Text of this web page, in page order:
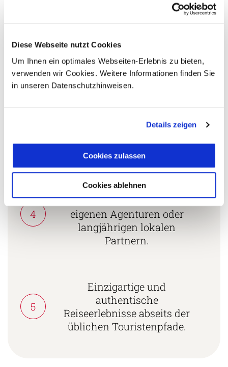
Diese Webseite nutzt Cookies
Um Ihnen ein optimales Webseiten-Erlebnis zu bieten,
verwenden wir Cookies. Weitere Informationen finden Sie
in unseren Datenschutzhinweisen.
Details zeigen
Cookies zulassen
Cookies ablehnen
Persönliche Beratung durch
Länderspezialisten.
Mehrfach mit
nachhaltiges Unternehmen
zertifiziert.
4
Zusammenarbeit in den
Reiseländern nur mit
eigenen Agenturen oder
langjährigen lokalen
Partnern.
5
Einzigartige und
authentische
Reiseerlebnisse abseits der
üblichen Touristenpfade.